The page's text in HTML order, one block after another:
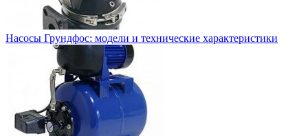
Насосы Грундфос: модели и технические характеристики